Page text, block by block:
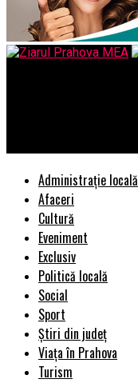
Administrație locală
Afaceri
Cultură
Eveniment
Exclusiv
Politică locală
Social
Sport
Știri din județ
Viața în Prahova
Turism